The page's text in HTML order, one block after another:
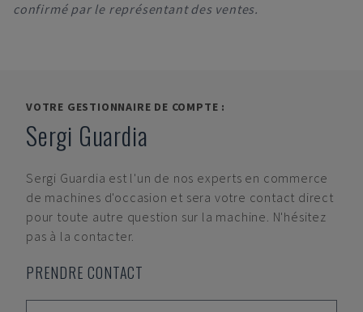
confirmé par le représentant des ventes.
VOTRE GESTIONNAIRE DE COMPTE :
Sergi Guardia
Sergi Guardia est l'un de nos experts en commerce
de machines d'occasion et sera votre contact direct
pour toute autre question sur la machine. N'hésitez
pas à la contacter.
PRENDRE CONTACT